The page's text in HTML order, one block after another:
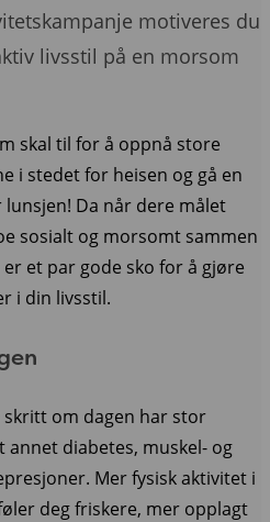
motiveres du
livsstil på en morsom
skal til for å oppnå store
i stedet for heisen og gå en
Da når dere målet
sosialt og morsomt sammen
et par gode sko for å gjøre
i din livsstil.
skritt om dagen har stor
diabetes, muskel- og
Mer fysisk aktivitet i
deg friskere, mer opplagt